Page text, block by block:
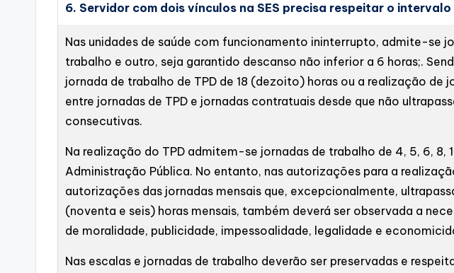
6. Servidor com dois vínculos na SES precisa respeitar o
Nas unidades de saúde com funcionamento ininterrupto, admite-se
trabalho e outro, seja garantido descanso não inferior a 6 horas;.
jornada de trabalho de TPD de 18 (dezoito) horas ou a realização
entre jornadas de TPD e jornadas contratuais desde que não
consecutivas.
Na realização do TPD admitem-se jornadas de trabalho de 4, 5, 6, 8,
Administração Pública. No entanto, nas autorizações para a
autorizações das jornadas mensais que, excepcionalmente,
(noventa e seis) horas mensais, também deverá ser observada a
de moralidade, publicidade, impessoalidade, legalidade e
Nas escalas e jornadas de trabalho deverão ser preservadas e